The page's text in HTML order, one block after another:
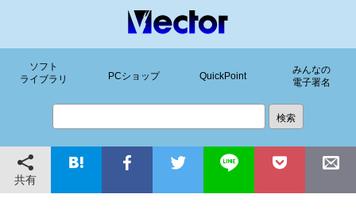
ソフト
ライブラリ
PCショップ QuickPoint
みんなの
電子署名
共有